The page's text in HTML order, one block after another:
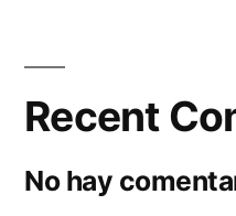
Recent
No hay